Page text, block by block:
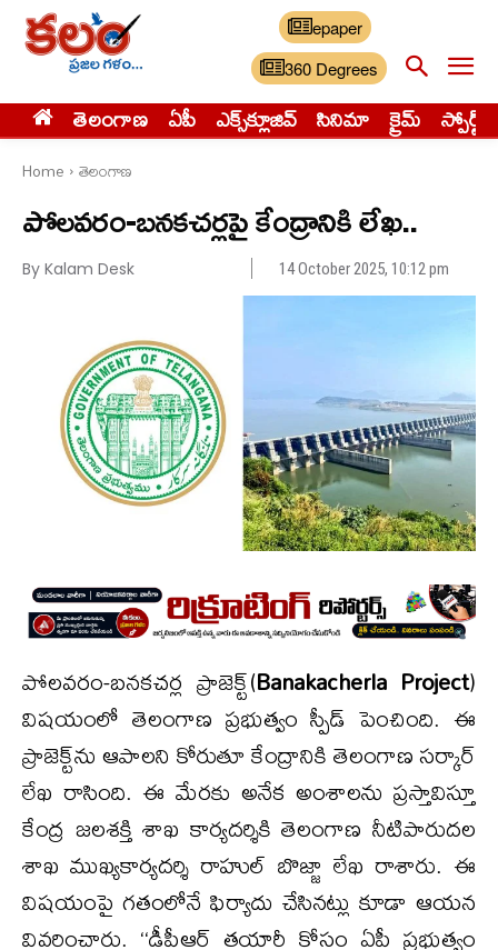
epaper
360 Degrees
తెలంగాణ ఏపీ ఎక్స్‌క్లూజివ్‌ సినిమా క్రైమ్ స్పోర్ట్స్
Home తెలంగాణ
పోలవరం-బనకచర్లపై కేంద్రానికి లేఖ..
By Kalam Desk 14 October 2025, 10:12 pm
పోలవరం-బనకచర్ల ప్రాజెక్ట్‌(Banakacherla Project)
విషయంలో తెలంగాణ ప్రభుత్వం స్పీడ్ పెంచింది. ఈ
ప్రాజెక్ట్‌ను ఆపాలని కోరుతూ కేంద్రానికి తెలంగాణ సర్కార్
లేఖ రాసింది. ఈ మేరకు అనేక అంశాలను ప్రస్తావిస్తూ
కేంద్ర జలశక్తి శాఖ కార్యదర్శికి తెలంగాణ నీటిపారుదల
శాఖ ముఖ్యకార్యదర్శి రాహుల్ బొజ్జా లేఖ రాశారు. ఈ
విషయంపై గతంలోనే ఫిర్యాదు చేసినట్లు కూడా ఆయన
వివరించారు. ‘‘డీపీఆర్ తయారీ కోసం ఏపీ ప్రభుత్వం